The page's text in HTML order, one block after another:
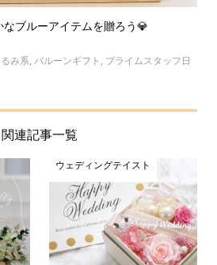
ブルーアイテムを贈ろう💎
み系, バルーンギフト , プライムスタッフ日
関連記事一覧
ウェディングテイスト